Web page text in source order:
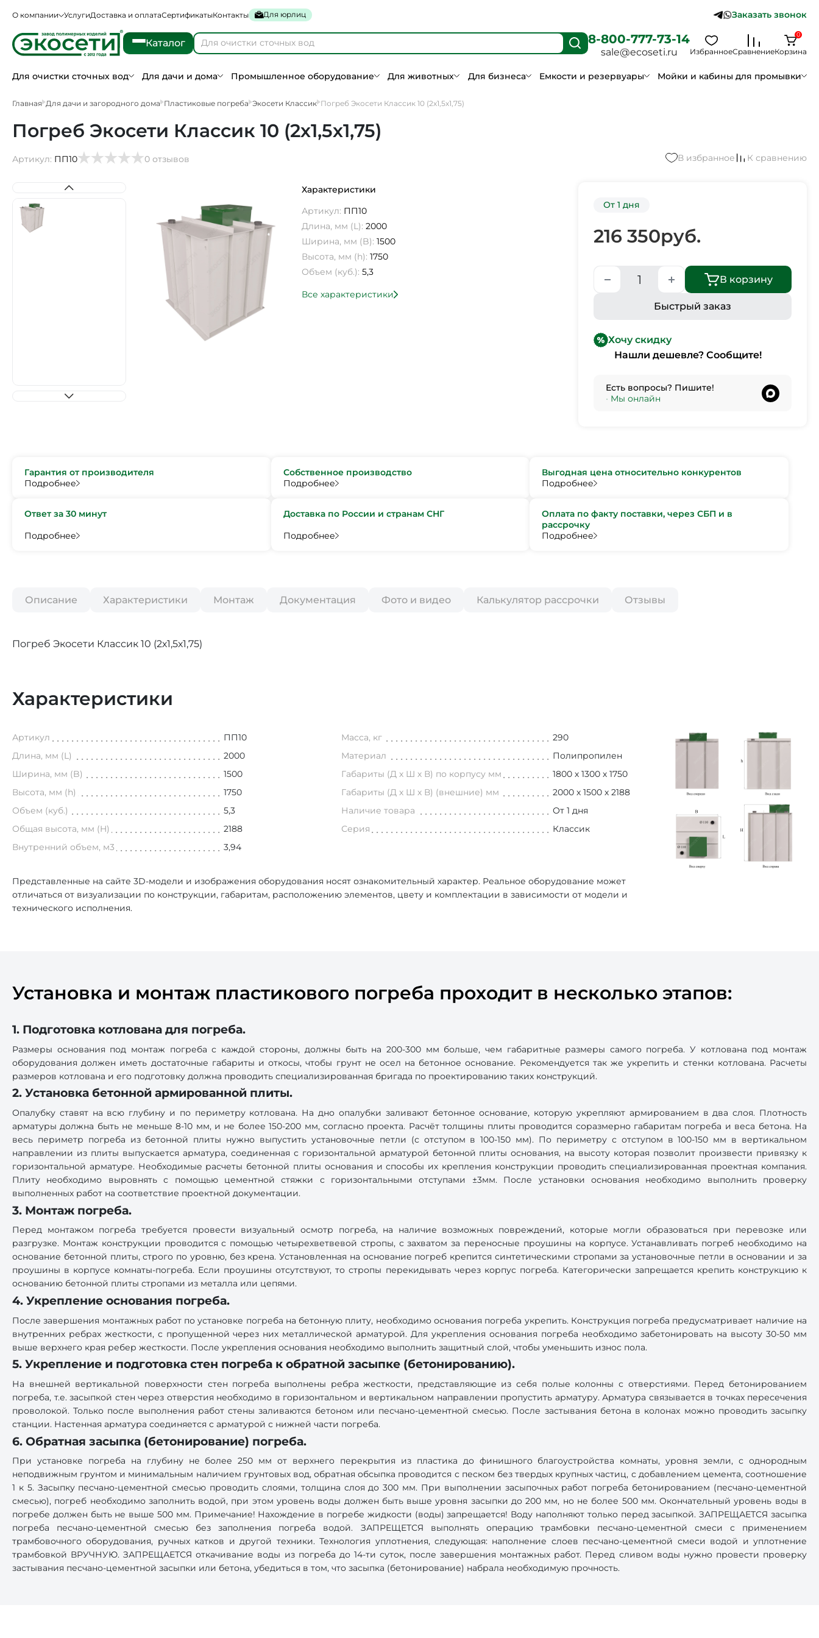
О компании УслугиДоставка и оплатаСертификатыКонтакты Для юрлиц Заказать звонок
Каталог 8-800-777-73-14
sale@ecoseti.ru ИзбранноеСравнениеКорзина
0
Для очистки сточных вод Для дачи и дома Промышленное оборудование Для животных Для бизнеса Емкости и резервуары Мойки и кабины для промывки
Главная Для дачи и загородного дома Пластиковые погреба Экосети Классик Погреб Экосети Классик 10 (2х1,5х1,75)
Погреб Экосети Классик 10 (2х1,5х1,75)
Артикул: ПП10 0 отзывов В избранное К сравнению
Характеристики
Артикул: ПП10
Длина, мм (L): 2000
Ширина, мм (B): 1500
Высота, мм (h): 1750
Объем (куб.): 5,3
Все характеристики
От 1 дня
216 350руб.
В корзину
Быстрый заказ
Хочу скидку
Нашли дешевле? Сообщите!
Есть вопросы? Пишите!
• Мы онлайн
Гарантия от производителя
Подробнее
Собственное производство
Подробнее
Выгодная цена относительно конкурентов
Подробнее
Ответ за 30 минут
Подробнее
Доставка по России и странам СНГ
Подробнее
Оплата по факту поставки, через СБП и в
рассрочку
Подробнее
Описание Характеристики Монтаж Документация Фото и видео Калькулятор рассрочки Отзывы
Погреб Экосети Классик 10 (2х1,5х1,75)
Характеристики
Артикул
ПП10
Длина, мм (L)
2000
Ширина, мм (B)
1500
Высота, мм (h)
1750
Объем (куб.)
5,3
Общая высота, мм (H)
2188
Внутренний объем, м3
3,94
Масса, кг
290
Материал
Полипропилен
Габариты (Д х Ш х В) по корпусу мм
1800 х 1300 х 1750
Габариты (Д х Ш х В) (внешние) мм
2000 х 1500 х 2188
Наличие товара
От 1 дня
Серия
Классик
Представленные на сайте 3D-модели и изображения оборудования носят ознакомительный характер. Реальное оборудование может
отличаться от визуализации по конструкции, габаритам, расположению элементов, цвету и комплектации в зависимости от модели и
технического исполнения.
Установка и монтаж пластикового погреба проходит в несколько этапов:
1. Подготовка котлована для погреба.
Размеры основания под монтаж погреба с каждой стороны, должны быть на 200-300 мм больше, чем габаритные размеры самого погреба. У котлована под монтаж
оборудования должен иметь достаточные габариты и откосы, чтобы грунт не осел на бетонное основание. Рекомендуется так же укрепить и стенки котлована. Расчеты
размеров котлована и его подготовку должна проводить специализированная бригада по проектированию таких конструкций.
2. Установка бетонной армированной плиты.
Опалубку ставят на всю глубину и по периметру котлована. На дно опалубки заливают бетонное основание, которую укрепляют армированием в два слоя. Плотность
арматуры должна быть не меньше 8-10 мм, и не более 150-200 мм, согласно проекта. Расчёт толщины плиты проводится соразмерно габаритам погреба и веса бетона. На
весь периметр погреба из бетонной плиты нужно выпустить установочные петли (с отступом в 100-150 мм). По периметру с отступом в 100-150 мм в вертикальном
направлении из плиты выпускается арматура, соединенная с горизонтальной арматурой бетонной плиты основания, на высоту которая позволит произвести привязку к
горизонтальной арматуре. Необходимые расчеты бетонной плиты основания и способы их крепления конструкции проводить специализированная проектная компания.
Плиту необходимо выровнять с помощью цементной стяжки с горизонтальными отступами ±3мм. После установки основания необходимо выполнить проверку
выполненных работ на соответствие проектной документации.
3. Монтаж погреба.
Перед монтажом погреба требуется провести визуальный осмотр погреба, на наличие возможных повреждений, которые могли образоваться при перевозке или
разгрузке. Монтаж конструкции проводится с помощью четырехветвевой стропы, с захватом за переносные проушины на корпусе. Устанавливать погреб необходимо на
основание бетонной плиты, строго по уровню, без крена. Установленная на основание погреб крепится синтетическими стропами за установочные петли в основании и за
проушины в корпусе комнаты-погреба. Если проушины отсутствуют, то стропы перекидывать через корпус погреба. Категорически запрещается крепить конструкцию к
основанию бетонной плиты стропами из металла или цепями.
4. Укрепление основания погреба.
После завершения монтажных работ по установке погреба на бетонную плиту, необходимо основания погреба укрепить. Конструкция погреба предусматривает наличие на
внутренних ребрах жесткости, с пропущенной через них металлической арматурой. Для укрепления основания погреба необходимо забетонировать на высоту 30-50 мм
выше верхнего края ребер жесткости. После укрепления основания необходимо выполнить защитный слой, чтобы уменьшить износ пола.
5. Укрепление и подготовка стен погреба к обратной засыпке (бетонированию).
На внешней вертикальной поверхности стен погреба выполнены ребра жесткости, представляющие из себя полые колонны с отверстиями. Перед бетонированием
погреба, т.е. засыпкой стен через отверстия необходимо в горизонтальном и вертикальном направлении пропустить арматуру. Арматура связывается в точках пересечения
проволокой. Только после выполнения работ стены заливаются бетоном или песчано-цементной смесью. После застывания бетона в колонах можно проводить засыпку
станции. Настенная арматура соединяется с арматурой с нижней части погреба.
6. Обратная засыпка (бетонирование) погреба.
При установке погреба на глубину не более 250 мм от верхнего перекрытия из пластика до финишного благоустройства комнаты, уровня земли, с однородным
неподвижным грунтом и минимальным наличием грунтовых вод, обратная обсыпка проводится с песком без твердых крупных частиц, с добавлением цемента, соотношение
1 к 5. Засыпку песчано-цементной смесью проводить слоями, толщина слоя до 300 мм. При выполнении засыпочных работ погреба бетонированием (песчано-цементной
смесью), погреб необходимо заполнить водой, при этом уровень воды должен быть выше уровня засыпки до 200 мм, но не более 500 мм. Окончательный уровень воды в
погребе должен быть не выше 500 мм. Примечание! Нахождение в погребе жидкости (воды) запрещается! Воду наполняют только перед засыпкой. ЗАПРЕЩАЕТСЯ засыпка
погреба песчано-цементной смесью без заполнения погреба водой. ЗАПРЕЩЕТСЯ выполнять операцию трамбовки песчано-цементной смеси с применением
трамбовочного оборудования, ручных катков и другой техники. Технология уплотнения, следующая: наполнение слоев песчано-цементной смеси водой и уплотнение
трамбовкой ВРУЧНУЮ. ЗАПРЕЩАЕТСЯ откачивание воды из погреба до 14-ти суток, после завершения монтажных работ. Перед сливом воды нужно провести проверку
застывания песчано-цементной засыпки или бетона, убедиться в том, что засыпка (бетонирование) набрала необходимую прочность.